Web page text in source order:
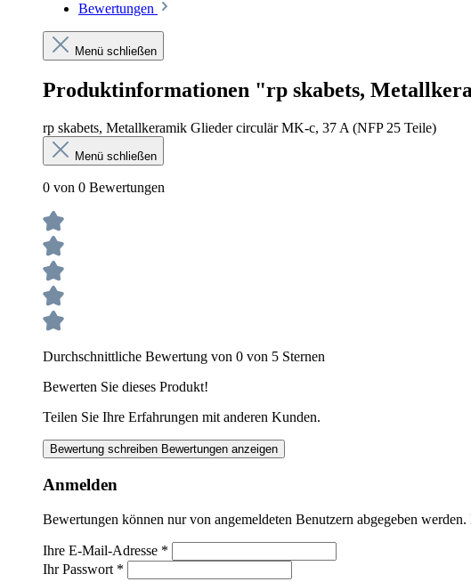
Bewertungen
Menü schließen
Produktinformationen "rp skabets,
rp skabets, Metallkeramik Glieder circulär MK-c, 37 A (NFP 25 Teile)
Menü schließen
0 von 0 Bewertungen
Durchschnittliche Bewertung von 0 von 5 Sternen
Bewerten Sie dieses Produkt!
Teilen Sie Ihre Erfahrungen mit anderen Kunden.
Bewertung schreiben Bewertungen anzeigen
Anmelden
Bewertungen können nur von angemeldeten Benutzern abgegeben
Ihre E-Mail-Adresse *
Ihr Passwort *